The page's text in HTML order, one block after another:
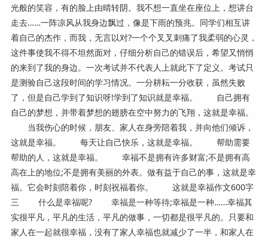
光般的笑容，有的脸上由晴转阴。我不想一直坐在座位上，想讲台
走去……一阵凉风从我身边飘过，像是下雨的预兆。同学们相互讲
着自己的杰作，而我，无言以对?一个个叉叉刺痛了我柔弱的心灵，
这件事使我不得不坦然面对，仔细分析自己的错误后，希望又悄悄
的来到了我的身边。一次考试并不代表人上就此下了定义。考试只
是测验自己这段时间的学习情况。一分耕耘一分收获，虽然失败
了，但是自己学到了知识呀!学到了知识就是幸福。 自己拥有
自己的梦想，并带着梦想的翅膀在空中努力的飞翔，这就是幸福。
当我伤心的时候，朋友、家人在身旁陪着我，并向他们倾诉，
这就是幸福。 每天让自己快乐，这就是幸福。 帮助需要
帮助的人，这就是幸福。 幸福不是拥有许多财富;不是拥有高
高在上的地位;不是拥有美丽的外表。做有益于自己的事，这就是幸
福。它会时刻陪着你，时刻祝福着你。 这就是幸福作文600字
三 什么是幸福呢? 幸福是一种等待;幸福是一种……幸福其
实很平凡，平凡的生活，平凡的做事，一切都是很平凡的。只要和
家人在一起就很幸福，没有了家人幸福也就减少了一半，和家人在